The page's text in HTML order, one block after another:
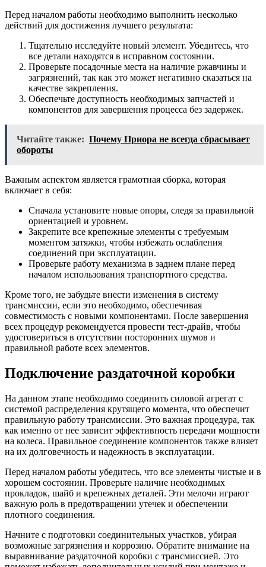
Перед началом работы необходимо выполнить несколько
действий для достижения лучшего результата:
Тщательно исследуйте новый элемент. Убедитесь, что
все детали находятся в исправном состоянии.
Проверьте посадочные места на наличие ржавчины и
загрязнений, так как это может негативно сказаться на
качестве закрепления.
Обеспечьте доступность необходимых запчастей и
компонентов для завершения процесса без задержек.
Читайте также: Почему Приора не всегда сбрасывает
обороты
Важным аспектом является грамотная сборка, которая
включает в себя:
Сначала установите новые опоры, следя за правильной
ориентацией и уровнем.
Закрепите все крепежные элементы с требуемым
моментом затяжки, чтобы избежать ослабления
соединений при эксплуатации.
Проверьте работу механизма в заднем плане перед
началом использования транспортного средства.
Кроме того, не забудьте внести изменения в систему
трансмиссии, если это необходимо, обеспечивая
совместимость с новыми компонентами. После завершения
всех процедур рекомендуется провести тест-драйв, чтобы
удостовериться в отсутствии посторонних шумов и
правильной работе всех элементов.
Подключение раздаточной коробки
На данном этапе необходимо соединить силовой агрегат с
системой распределения крутящего момента, что обеспечит
правильную работу трансмиссии. Это важная процедура, так
как именно от нее зависит эффективность передачи мощности
на колеса. Правильное соединение компонентов также влияет
на их долговечность и надежность в эксплуатации.
Перед началом работы убедитесь, что все элементы чистые и в
хорошем состоянии. Проверьте наличие необходимых
прокладок, шайб и крепежных деталей. Эти мелочи играют
важную роль в предотвращении утечек и обеспечении
плотного соединения.
Начните с подготовки соединительных участков, убирая
возможные загрязнения и коррозию. Обратите внимание на
выравнивание раздаточной коробки с трансмиссией. Это